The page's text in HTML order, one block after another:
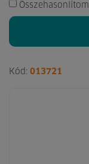
Összehasonlítom
Kód: 013721